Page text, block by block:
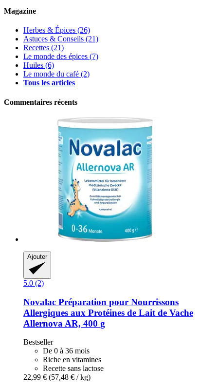
Magazine
Herbes & Épices (26)
Astuces & Conseils (21)
Recettes (21)
Le monde des épices (7)
Huiles (6)
Le monde du café (2)
Tous les articles
Commentaires récents
Ajouter
5.0 (2)
Novalac Préparation pour Nourrissons
Allergiques aux Protéines de Lait de Vache
Allernova AR, 400 g
Bestseller
De 0 à 36 mois
Riche en vitamines
Recette sans lactose
22,99 € (57,48 € / kg)